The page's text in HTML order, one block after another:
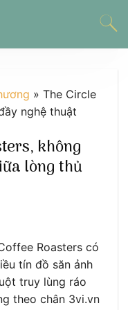
» The Circle
nghệ thuật
không
lòng thủ
Roasters có
tín đồ săn ảnh
truy lùng ráo
theo chân 3vi.vn